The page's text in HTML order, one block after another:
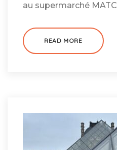
au supermarché MATC
READ MORE